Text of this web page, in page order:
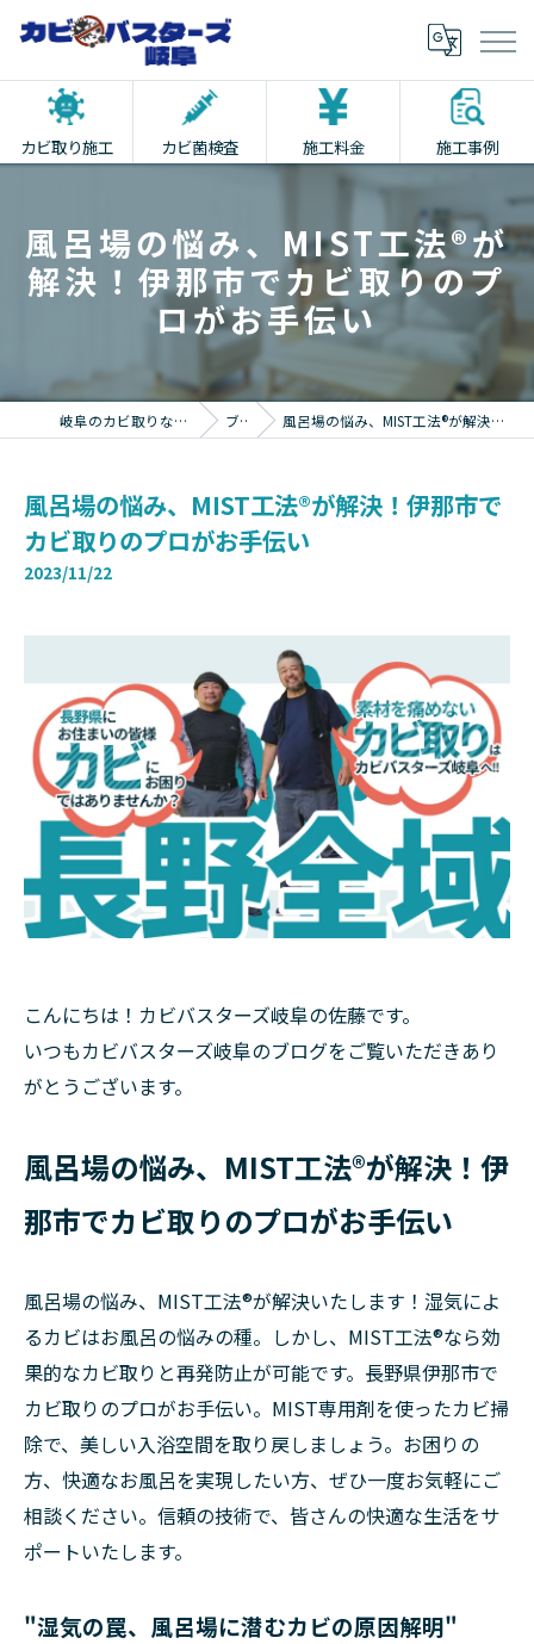
カビ取り施工 カビ菌検査 施工料金 施工事例
風呂場の悩み、MIST工法®が
解決！伊那市でカビ取りのプ
ロがお手伝い
岐阜のカビ取りならカビバスターズ岐阜 ブログ 風呂場の悩み、MIST工法®が解決！伊那市でカビ取りのプロがお手伝い
風呂場の悩み、MIST工法®が解決！伊那市で
カビ取りのプロがお手伝い
2023/11/22
こんにちは！カビバスターズ岐阜の佐藤です。
いつもカビバスターズ岐阜のブログをご覧いただきあり
がとうございます。
風呂場の悩み、MIST工法®が解決！伊
那市でカビ取りのプロがお手伝い
風呂場の悩み、MIST工法®が解決いたします！湿気によ
るカビはお風呂の悩みの種。しかし、MIST工法®なら効
果的なカビ取りと再発防止が可能です。長野県伊那市で
カビ取りのプロがお手伝い。MIST専用剤を使ったカビ掃
除で、美しい入浴空間を取り戻しましょう。お困りの
方、快適なお風呂を実現したい方、ぜひ一度お気軽にご
相談ください。信頼の技術で、皆さんの快適な生活をサ
ポートいたします。
"湿気の罠、風呂場に潜むカビの原因解明"